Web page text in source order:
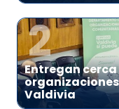
2
Entregan
Valdivia